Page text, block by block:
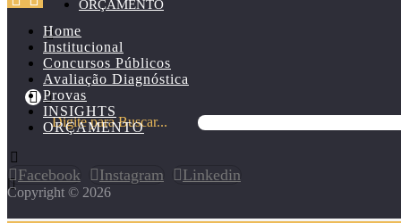
ORÇAMENTO
Digite para Buscar...
Home
Institucional
Concursos Públicos
Avaliação Diagnóstica
Provas
INSIGHTS
ORÇAMENTO
Facebook Instagram Linkedin
Copyright © 2026